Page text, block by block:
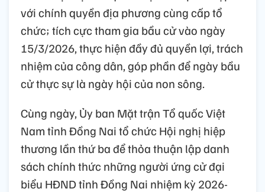
với chính quyền địa phương cùng cấp tổ
chức; tích cực tham gia bầu cử vào ngày
15/3/2026, thực hiện đầy đủ quyền lợi, trách
nhiệm của công dân, góp phần để ngày bầu
cử thực sự là ngày hội của non sông.
Cùng ngày, Ủy ban Mặt trận Tổ quốc Việt
Nam tỉnh Đồng Nai tổ chức Hội nghị hiệp
thương lần thứ ba để thỏa thuận lập danh
sách chính thức những người ứng cử đại
biểu HĐND tỉnh Đồng Nai nhiệm kỳ 2026-